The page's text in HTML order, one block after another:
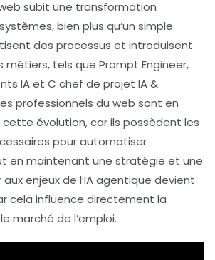
subit une transformation
bien plus qu’un simple
des processus et introduisent
métiers, tels que Prompt Engineer,
IAet C chef de projet IA &
professionnels du web sont en
évolution, car ils possèdent les
pour automatiser
en maintenant une stratégie et une
enjeux de l’IA agentique devient
cela influence directement la
marché de l’emploi.